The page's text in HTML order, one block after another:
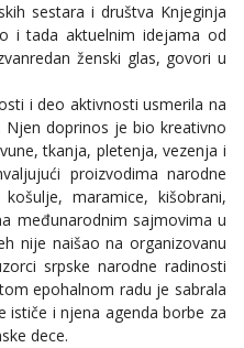
sestara i društva Knjeginja
i tada aktuelnim idejama od
ženski glas, govori u
i deo aktivnosti usmerila na
Njen doprinos je bio kreativno
tkanja, pletenja, vezenja i
proizvodima narodne
maramice, kišobrani,
međunarodnim sajmovima u
nije naišao na organizovanu
srpske narodne radinosti
epohalnom radu je sabrala
ističe i njena agenda borbe za
dece.